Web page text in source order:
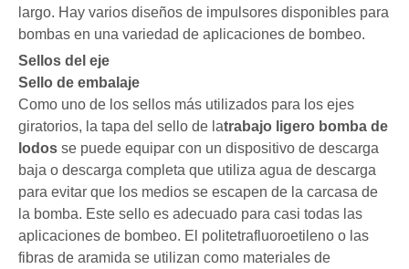
largo. Hay varios diseños de impulsores disponibles para
bombas en una variedad de aplicaciones de bombeo.
Sellos del eje
Sello de embalaje
Como uno de los sellos más utilizados para los ejes
giratorios, la tapa del sello de latrabajo ligero bomba de
lodos se puede equipar con un dispositivo de descarga
baja o descarga completa que utiliza agua de descarga
para evitar que los medios se escapen de la carcasa de
la bomba. Este sello es adecuado para casi todas las
aplicaciones de bombeo. El politetrafluoroetileno o las
fibras de aramida se utilizan como materiales de